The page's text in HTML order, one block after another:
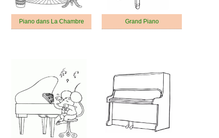
Piano dans La Chambre Grand Piano